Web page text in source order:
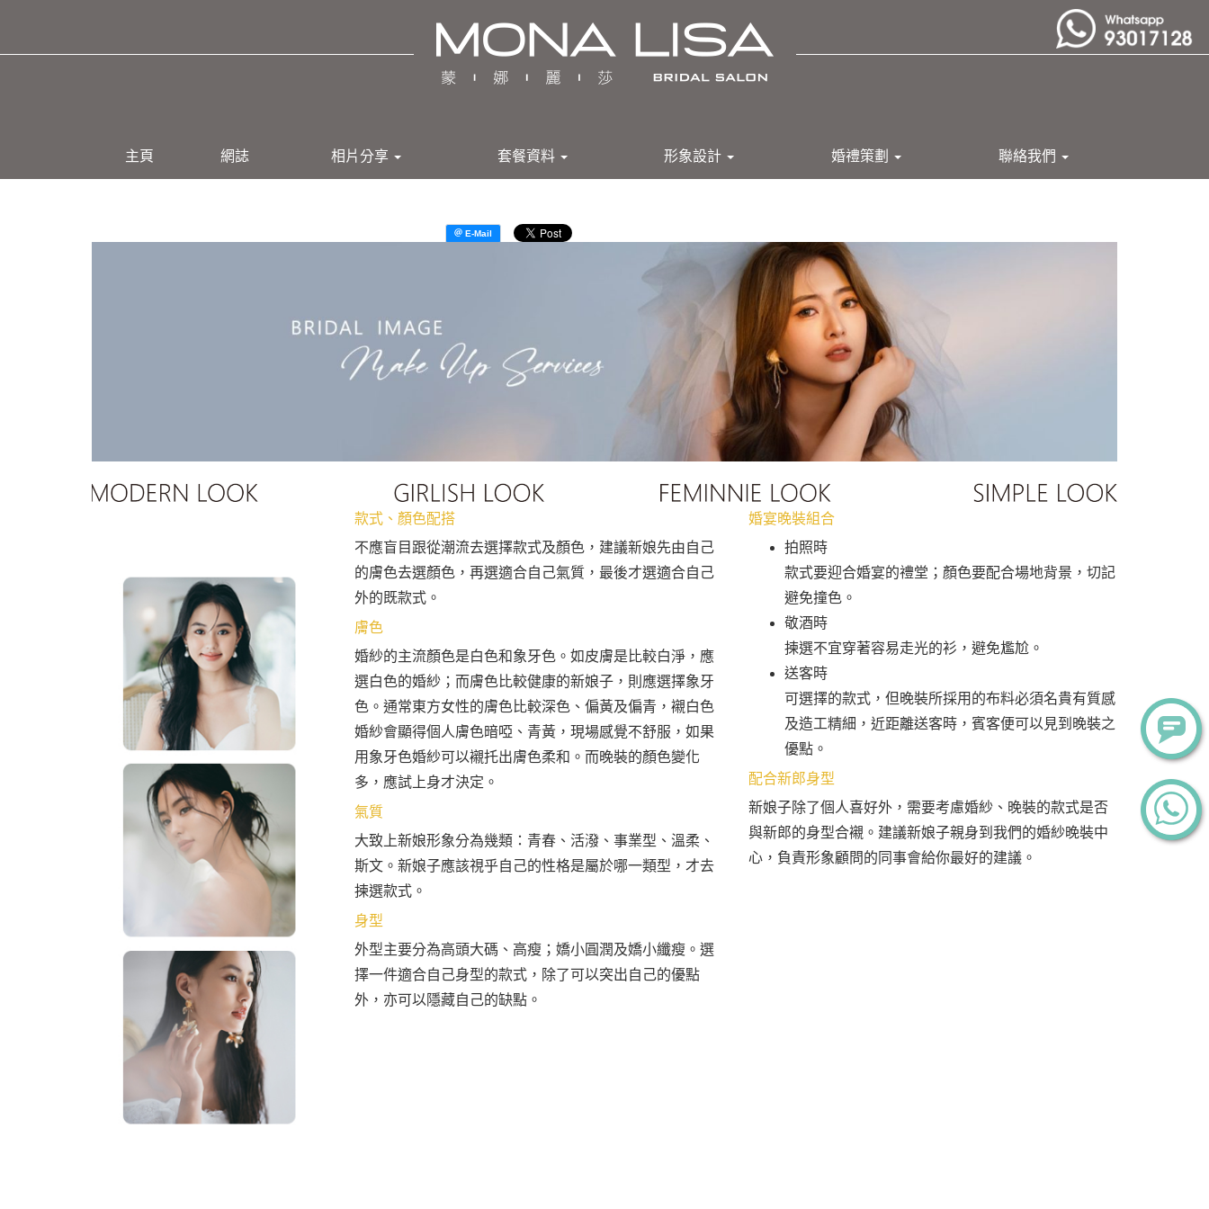
主頁 網誌 相片分享 套餐資料 形象設計 婚禮策劃 聯絡我們
款式、顏色配搭
不應盲目跟從潮流去選擇款式及顏色，建議新娘先由自己
的膚色去選顏色，再選適合自己氣質，最後才選適合自己
外的既款式。
膚色
婚紗的主流顏色是白色和象牙色。如皮膚是比較白淨，應
選白色的婚紗；而膚色比較健康的新娘子，則應選擇象牙
色。通常東方女性的膚色比較深色、偏黃及偏青，襯白色
婚紗會顯得個人膚色暗啞、青黃，現場感覺不舒服，如果
用象牙色婚紗可以襯托出膚色柔和。而晚裝的顏色變化
多，應試上身才決定。
氣質
大致上新娘形象分為幾類：青春、活潑、事業型、溫柔、
斯文。新娘子應該視乎自己的性格是屬於哪一類型，才去
揀選款式。
身型
外型主要分為高頭大碼、高瘦；嬌小圓潤及嬌小纖瘦。選
擇一件適合自己身型的款式，除了可以突出自己的優點
外，亦可以隱藏自己的缺點。
婚宴晚裝組合
拍照時
款式要迎合婚宴的禮堂；顏色要配合場地背景，切記
避免撞色。
敬酒時
揀選不宜穿著容易走光的衫，避免尷尬。
送客時
可選擇的款式，但晚裝所採用的布料必須名貴有質感
及造工精細，近距離送客時，賓客便可以見到晚裝之
優點。
配合新郎身型
新娘子除了個人喜好外，需要考慮婚紗、晚裝的款式是否
與新郎的身型合襯。建議新娘子親身到我們的婚紗晚裝中
心，負責形象顧問的同事會給你最好的建議。